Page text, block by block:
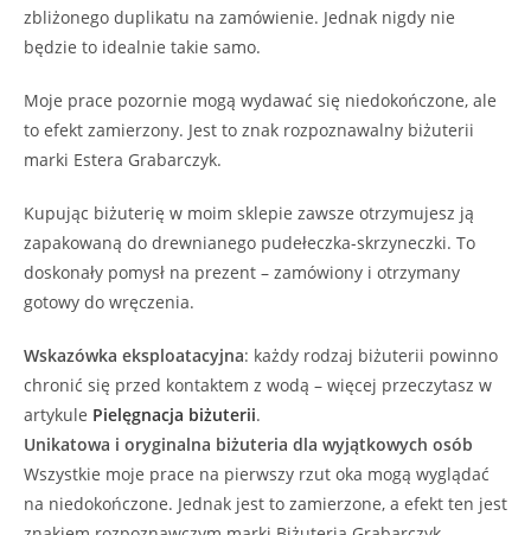
zbliżonego duplikatu na zamówienie. Jednak nigdy nie
będzie to idealnie takie samo.
Moje prace pozornie mogą wydawać się niedokończone, ale
to efekt zamierzony. Jest to znak rozpoznawalny biżuterii
marki Estera Grabarczyk.
Kupując biżuterię w moim sklepie zawsze otrzymujesz ją
zapakowaną do drewnianego pudełeczka-skrzyneczki. To
doskonały pomysł na prezent – zamówiony i otrzymany
gotowy do wręczenia.
Wskazówka eksploatacyjna: każdy rodzaj biżuterii powinno
chronić się przed kontaktem z wodą – więcej przeczytasz w
artykule Pielęgnacja biżuterii.
Unikatowa i oryginalna biżuteria dla wyjątkowych osób
Wszystkie moje prace na pierwszy rzut oka mogą wyglądać
na niedokończone. Jednak jest to zamierzone, a efekt ten jest